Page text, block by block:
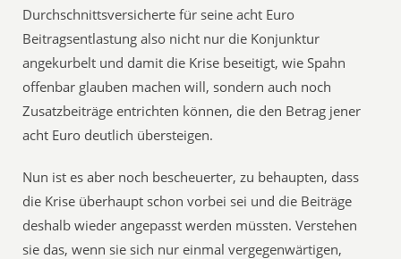
Durchschnittsversicherte für seine acht Euro
Beitragsentlastung also nicht nur die Konjunktur
angekurbelt und damit die Krise beseitigt, wie Spahn
offenbar glauben machen will, sondern auch noch
Zusatzbeiträge entrichten können, die den Betrag jener
acht Euro deutlich übersteigen.
Nun ist es aber noch bescheuerter, zu behaupten, dass
die Krise überhaupt schon vorbei sei und die Beiträge
deshalb wieder angepasst werden müssten. Verstehen
sie das, wenn sie sich nur einmal vergegenwärtigen,